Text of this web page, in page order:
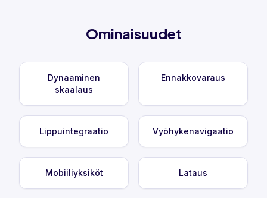
Ominaisuudet
Dynaaminen
skaalaus
Ennakkovaraus
Lippuintegraatio Vyöhykenavigaatio
Mobiiliyksiköt Lataus